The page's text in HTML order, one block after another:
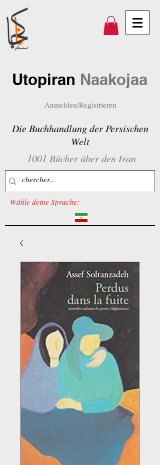
Utopiran Naakojaa
Anmelden/Registrieren
Die Buchhandlung der Persischen
Welt
1001 Bücher über den Iran
Wähle deine Sprache: